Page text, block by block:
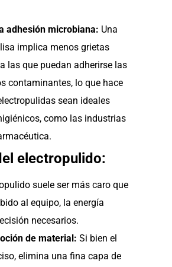
adhesión microbiana: Una
implica menos grietas
las que puedan adherirse las
contaminantes, lo que hace
sean ideales
como las industrias
electropulido:
suele ser más caro que
al equipo, la energía
necesarios.
de material: Si bien el
elimina una fina capa de